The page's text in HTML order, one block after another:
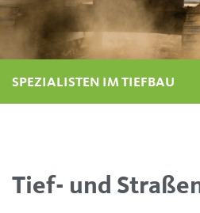
SPEZIALISTEN IM TIEFBAU
SPEZIALISTEN IM TIEFBAU
SPEZIALISTEN IM TIEFBAU
SPEZIALISTEN IM TIEFBAU
Tief- und